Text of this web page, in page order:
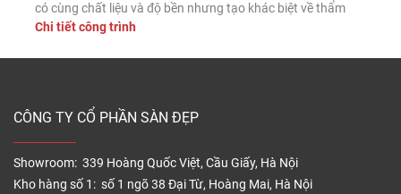
có cùng chất liệu và độ bền nhưng tạo khác biệt về thẩm
mỹ, thi công và mức hao hụt vật tư. Nếu lựa chọn không
Chi tiết công trình
CÔNG TY CỔ PHẦN SÀN ĐẸP
Showroom: 339 Hoàng Quốc Việt, Cầu Giấy, Hà Nội
Kho hàng số 1: số 1 ngõ 38 Đại Từ, Hoàng Mai, Hà Nội